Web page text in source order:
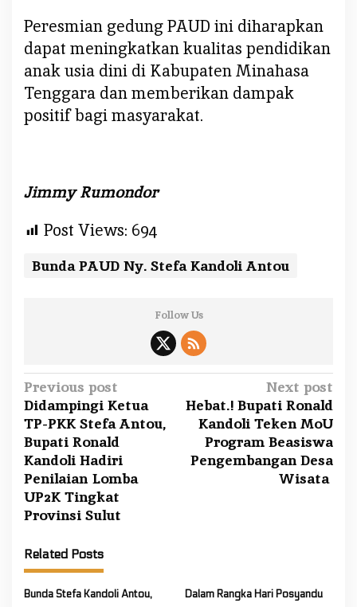
u
T
i
g
a
T
Peresmian gedung PAUD ini diharapkan
dapat meningkatkan kualitas pendidikan
anak usia dini di Kabupaten Minahasa
Tenggara dan memberikan dampak
positif bagi masyarakat.
Jimmy Rumondor
Post Views: 694
Bunda PAUD Ny. Stefa Kandoli Antou
Follow Us
P
o
s
t
n
a
v
i
g
a
Previous post
Didampingi Ketua
TP-PKK Stefa Antou,
Bupati Ronald
Kandoli Hadiri
Penilaian Lomba
UP2K Tingkat
Provinsi Sulut
Next post
Hebat.! Bupati Ronald
Kandoli Teken MoU
Program Beasiswa
Pengembangan Desa
Wisata
Related Posts
Bunda Stefa Kandoli Antou,
Dalam Rangka Hari Posyandu